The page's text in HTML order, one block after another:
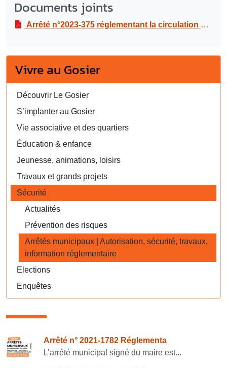
Documents joints
Arrêté n°2023-375 réglementant la circulation et le stationnement dans le cadre de travaux de réparation de fuite sur branchement (canalisation d’eau potable), à la rue Simon RADEGONDE
Vivre au Gosier
Découvrir Le Gosier
S’implanter au Gosier
Vie associative et des quartiers
Éducation & enfance
Jeunesse, animations, loisirs
Travaux et grands projets
Sécurité
Actualités
Prévention des risques
Arrêtés municipaux | Autorisation, sécurité, travaux,
information réglementaire
Elections
Enquêtes
Consulter également
Arrêté n° 2021-1782 Réglementa
L’arrêté municipal signé du maire est...